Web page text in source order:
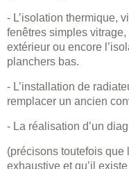
- L’isolation thermique,
fenêtres simples
extérieur ou encore
planchers bas.
- L’installation de
remplacer un ancien
- La réalisation d’un
(précisons toutefois que
exhaustive et qu’il